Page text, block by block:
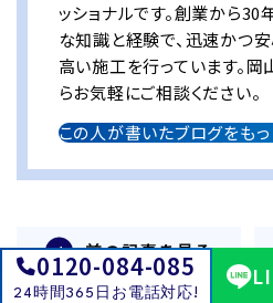
0120-084-085
24時間365日お電話対応!
ッショナルです。創業から30
な知識と経験で、迅速かつ
高い施工を行っています。
らお気軽にご相談ください。
この人が書いたブログをもっ
前の記事を見る
解体工事の必須アイテム！